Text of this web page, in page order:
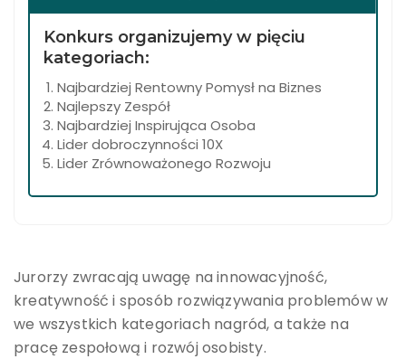
Konkurs organizujemy w pięciu
kategoriach:
Najbardziej Rentowny Pomysł na Biznes
Najlepszy Zespół
Najbardziej Inspirująca Osoba
Lider dobroczynności 10X
Lider Zrównoważonego Rozwoju
Jurorzy zwracają uwagę na innowacyjność,
kreatywność i sposób rozwiązywania problemów w
we wszystkich kategoriach nagród, a także na
pracę zespołową i rozwój osobisty.